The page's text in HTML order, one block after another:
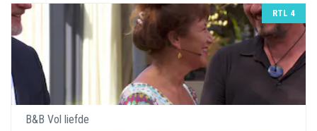
RTL 4
B&B Vol liefde